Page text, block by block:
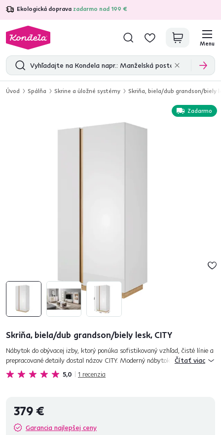
Ekologická doprava zadarmo nad 199 €
4,7 31 157overených produktových recenzií
Menu
Úvod Spálňa Skrine a úložné systémy Skriňa, biela/dub grandson/biely
Zadarmo
Skriňa, biela/dub grandson/biely lesk, CITY
5,0 1 recenzia
Nábytok do obývacej izby, ktorý ponúka sofistikovaný vzhľad, čisté línie a
prepracované detaily dostal názov CITY. Moderný nábytok, ktorý premení
vzhľad vašej obývačky akoby lusknutím prsta. Dožičte...
Čítať viac
379 €
Garancia najlepšej ceny